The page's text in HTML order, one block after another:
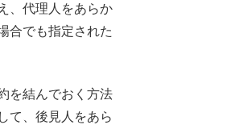
、代理人をあらか
合でも指定された
を結んでおく方法
て、後見人をあら